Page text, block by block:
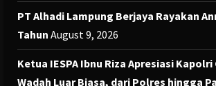
PT Alhadi Lampung Berjaya Rayakan
Tahun August 9, 2026
Ketua IESPA Ibnu Riza Apresiasi Kapolri
Wadah Luar Biasa, dari Polres hingga